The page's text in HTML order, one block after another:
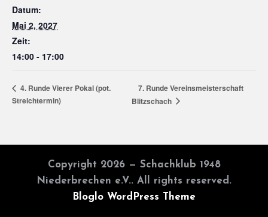
Datum:
Mai 2, 2027
Zeit:
14:00 - 17:00
4. Runde Vierer Pokal (pot.
Streichtermin)
7. Runde Vereinsmeisterschaft
Blitzschach
Copyright 2026 — Schachklub 1948
Niederbrechen e.V.. All rights reserved.
Bloglo WordPress Theme